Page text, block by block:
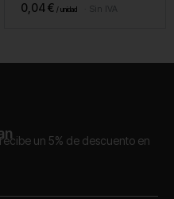
0,04€ Sin IVA
un 5% de descuento en